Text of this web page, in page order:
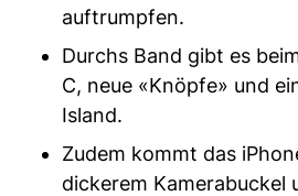
auftrumpfen.
Durchs Band gibt es
C, neue «Knöpfe» und
Island.
Zudem kommt das
dickerem Kamerabuckel